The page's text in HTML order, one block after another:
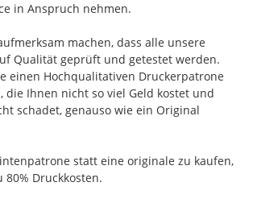
in Anspruch nehmen.
machen, dass alle unsere
Qualität geprüft und getestet werden.
einen Hochqualitativen Druckerpatrone
die Ihnen nicht so viel Geld kostet und
schadet, genauso wie ein Original
statt eine originale zu kaufen,
Druckkosten.